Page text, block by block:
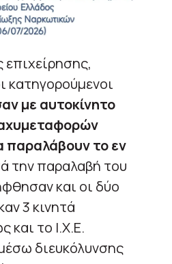
επιχείρησης,
κατηγορούμενοι
με αυτοκίνητο
παραλάβουν το εν
την παραλαβή του
και οι δύο
3 κινητά
και το Ι.Χ.Ε.
διευκόλυνσης